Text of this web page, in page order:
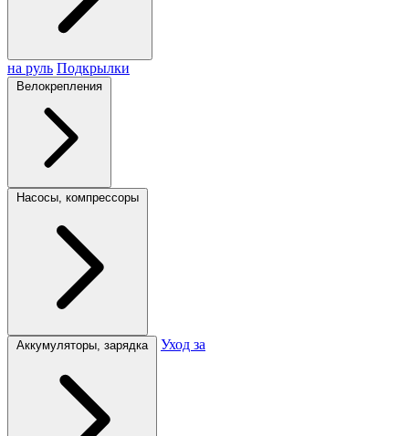
на руль Подкрылки
Велокрепления
Насосы, компрессоры
Аккумуляторы, зарядка Уход за